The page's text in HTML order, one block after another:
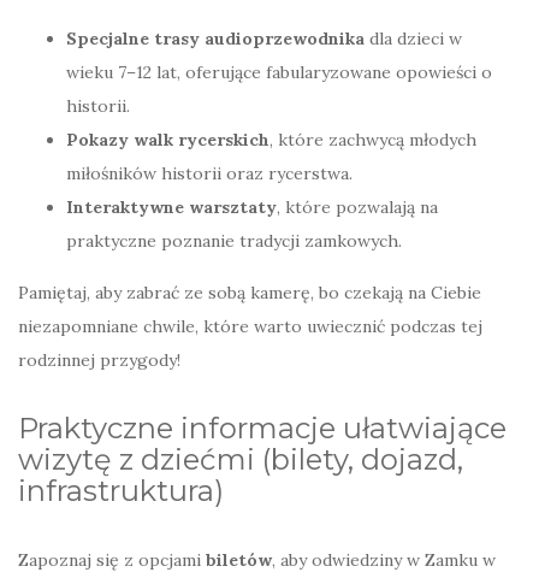
Specjalne trasy audioprzewodnika dla dzieci w
wieku 7–12 lat, oferujące fabularyzowane opowieści o
historii.
Pokazy walk rycerskich, które zachwycą młodych
miłośników historii oraz rycerstwa.
Interaktywne warsztaty, które pozwalają na
praktyczne poznanie tradycji zamkowych.
Pamiętaj, aby zabrać ze sobą kamerę, bo czekają na Ciebie
niezapomniane chwile, które warto uwiecznić podczas tej
rodzinnej przygody!
Praktyczne informacje ułatwiające
wizytę z dziećmi (bilety, dojazd,
infrastruktura)
Zapoznaj się z opcjami biletów, aby odwiedziny w Zamku w